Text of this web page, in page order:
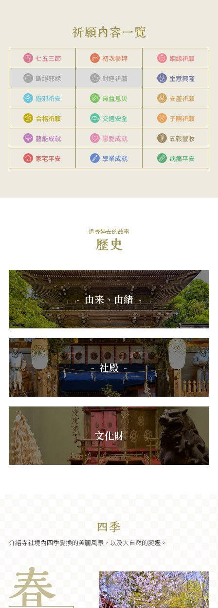
七五三節 初次參拜 姻緣祈願
斷絕邪緣 財運祈願 生意興隆
避邪祈安 無益息災 安產祈願
合格祈願 交通安全 子嗣祈願
藝能成就 戀愛成就 五穀豐收
家宅平安 學業成就 病痛平安
追尋過去的故事
由来、由緒
社殿
文化財
介紹寺社境內四季變換的美麗風景，以及大自然的變遷。